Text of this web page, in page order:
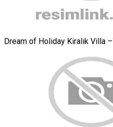
Dream of Holiday Kiralık Villa